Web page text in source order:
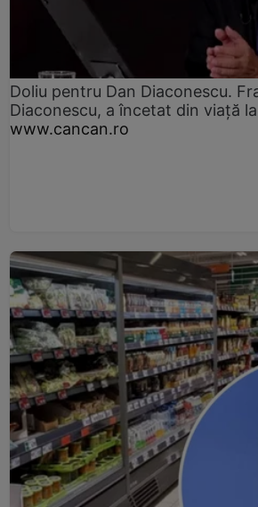
Doliu pentru Dan Diaconescu.
Diaconescu, a încetat din viață
www.cancan.ro